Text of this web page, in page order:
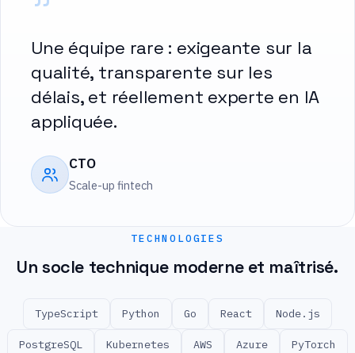
"
Une équipe rare : exigeante sur la
qualité, transparente sur les
délais, et réellement experte en IA
appliquée.
CTO
Scale-up fintech
TECHNOLOGIES
Un socle technique moderne et maîtrisé.
TypeScript Python Go React Node.js
PostgreSQL Kubernetes AWS Azure PyTorch